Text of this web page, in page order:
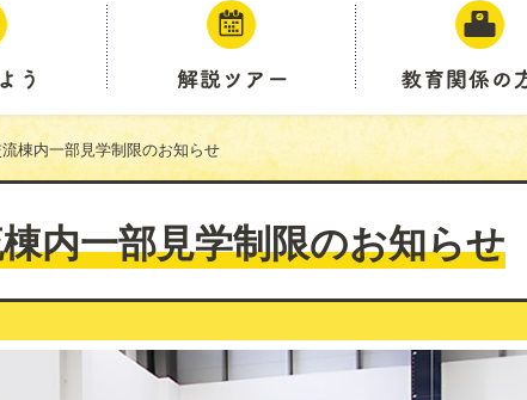
解説ツアー 教育関係の方へ
流棟内一部見学制限のお知らせ
棟内一部見学制限のお知らせ